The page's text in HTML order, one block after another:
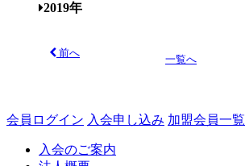
2019年
前へ
一覧へ
会員ログイン 入会申し込み 加盟会員一覧
入会のご案内